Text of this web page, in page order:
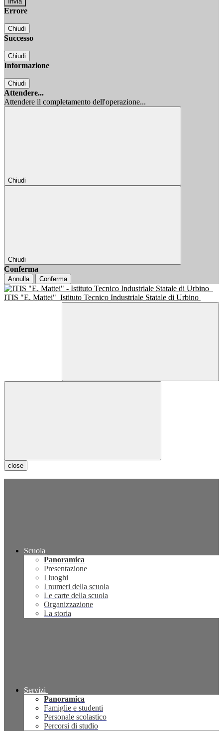
Errore
Chiudi
Successo
Chiudi
Informazione
Chiudi
Attendere...
Attendere il completamento dell'operazione...
Chiudi
Chiudi
Conferma
Annulla Conferma
ITIS "E. Mattei" Istituto Tecnico Industriale Statale di Urbino
close
Scuola
Panoramica
Presentazione
I luoghi
I numeri della scuola
Le carte della scuola
Organizzazione
La storia
Servizi
Panoramica
Famiglie e studenti
Personale scolastico
Percorsi di studio